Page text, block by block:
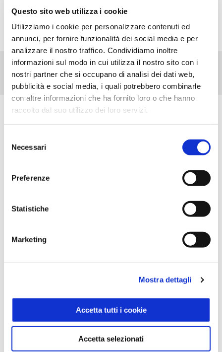
Questo sito web utilizza i cookie
Utilizziamo i cookie per personalizzare contenuti ed
annunci, per fornire funzionalità dei social media e per
analizzare il nostro traffico. Condividiamo inoltre
informazioni sul modo in cui utilizza il nostro sito con i
nostri partner che si occupano di analisi dei dati web,
pubblicità e social media, i quali potrebbero combinarle
con altre informazioni che ha fornito loro o che hanno
raccolto dal suo utilizzo dei loro servizi.
delNecessari
Preferenze
Statistiche
Marketing
Mostra dettagli
Accetta tutti i cookie
Accetta selezionati
Scopri tutti i prodotti correlati